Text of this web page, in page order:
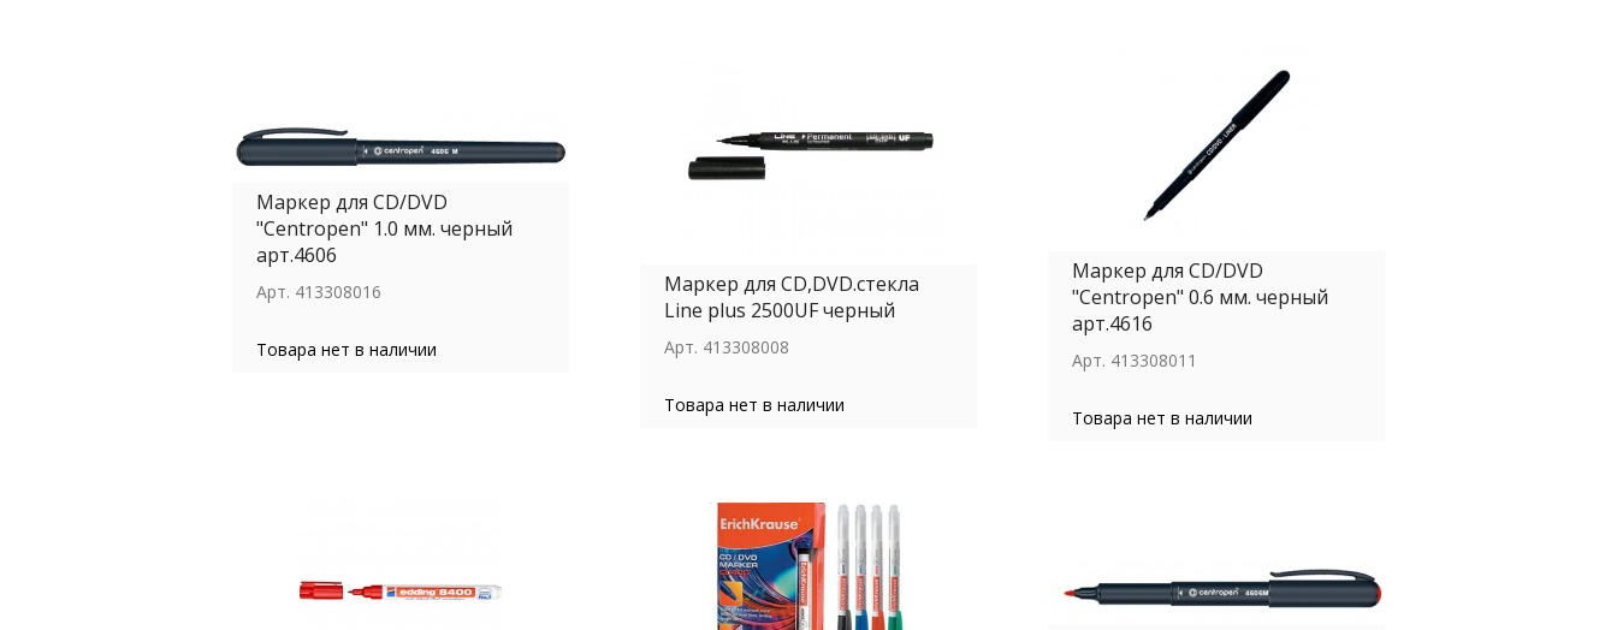
Маркер для СD/DVD
"Centropen" 1.0 мм. черный
арт.4606
Арт. 413308016
Товара нет в наличии
Маркер для СD,DVD.стекла
Line plus 2500UF черный
Арт. 413308008
Товара нет в наличии
Маркер для СD/DVD
"Centropen" 0.6 мм. черный
арт.4616
Арт. 413308011
Товара нет в наличии